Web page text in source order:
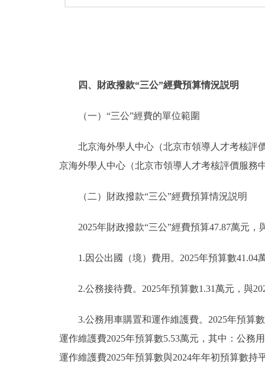
四、財政撥款“三公”經費預算情況説明
（一）“三公”經費的單位範圍
北京海外學人中心（北京市領導人才考核評價
京海外學人中心（北京市領導人才考核評價服務
（二）財政撥款“三公”經費預算情況説明
2025年財政撥款“三公”經費預算47.87萬元，
1.因公出國（境）費用。2025年預算數41.04
2.公務接待費。2025年預算數1.31萬元，與
3.公務用車購置和運作維護費。2025年預算數
運作維護費2025年預算數5.53萬元，其中：公務
運作維護費2025年預算數與2024年年初預算數持